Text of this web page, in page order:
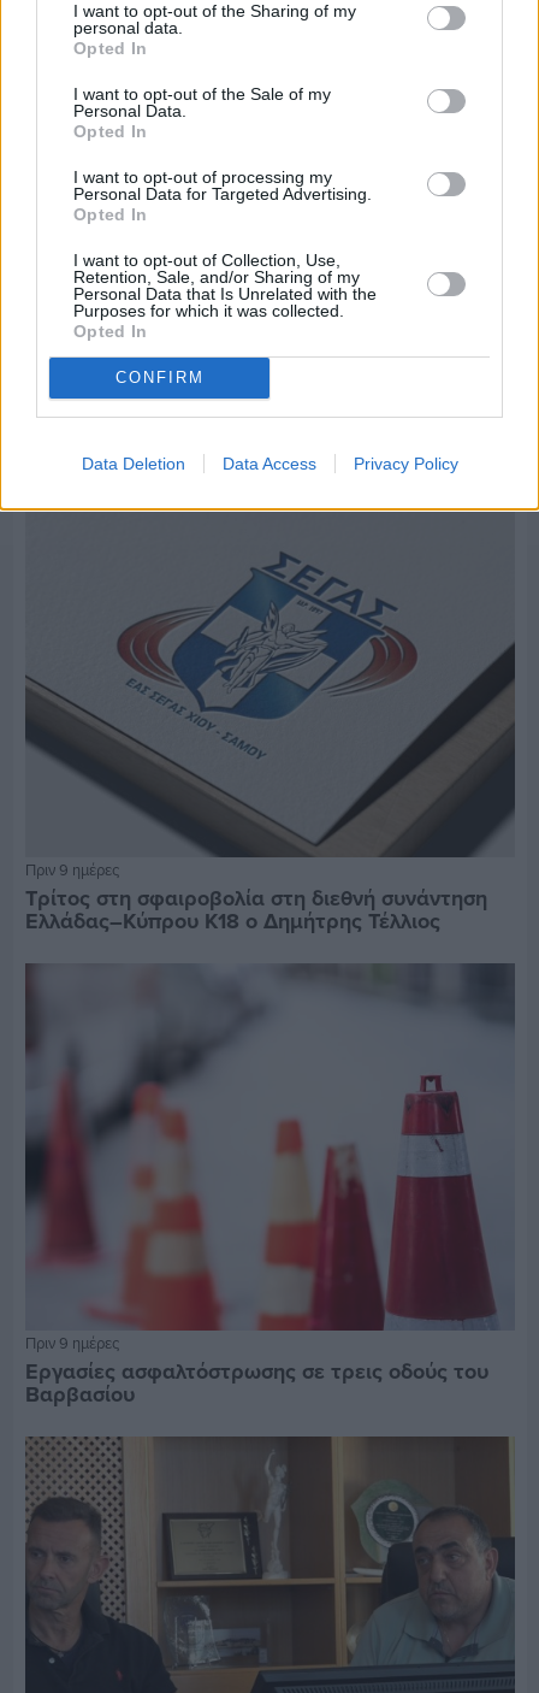
I want to opt-out of the Sharing of my
personal data.
Opted In
I want to opt-out of the Sale of my
Personal Data.
Opted In
I want to opt-out of processing my
Personal Data for Targeted Advertising.
Opted In
I want to opt-out of Collection, Use,
Retention, Sale, and/or Sharing of my
Personal Data that Is Unrelated with the
Purposes for which it was collected.
Opted In
CONFIRM
Data Deletion Data Access Privacy Policy
Πριν 8 ημέρες
Μία μικρή αλλά αναγκαία ανάπαυλα για την
ομάδα του «Πολίτη»
Πριν 9 ημέρες
Τρίτος στη σφαιροβολία στη διεθνή συνάντηση
Ελλάδας–Κύπρου Κ18 ο Δημήτρης Τέλλιος
Πριν 9 ημέρες
Εργασίες ασφαλτόστρωσης σε τρεις οδούς του
Βαρβασίου